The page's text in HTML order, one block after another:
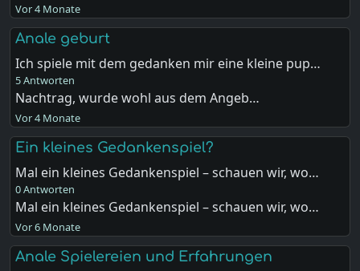
Vor 4 Monate
Anale geburt
Ich spiele mit dem gedanken mir eine kleine pup…
5 Antworten
Nachtrag, wurde wohl aus dem Angeb…
Vor 4 Monate
Ein kleines Gedankenspiel?
Mal ein kleines Gedankenspiel – schauen wir, wo…
0 Antworten
Mal ein kleines Gedankenspiel – schauen wir, wo…
Vor 6 Monate
Anale Spielereien und Erfahrungen